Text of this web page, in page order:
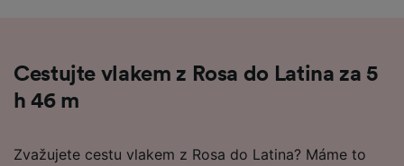
Cestujte vlakem z Rosa do Latina za 5
h 46 m
Zvažujete cestu vlakem z Rosa do Latina? Máme to